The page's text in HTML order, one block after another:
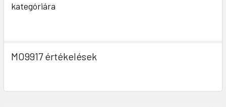
kategóriára
MO9917 értékelések